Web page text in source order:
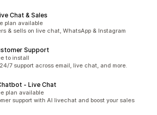
Chat & Sales
12
plan available
& sells on live chat, WhatsApp & Instagram
Support
28
to install
7 support across email, live chat, and more.
‑ Live Chat
recenzí: 32
plan available
support with AI livechat and boost your sales